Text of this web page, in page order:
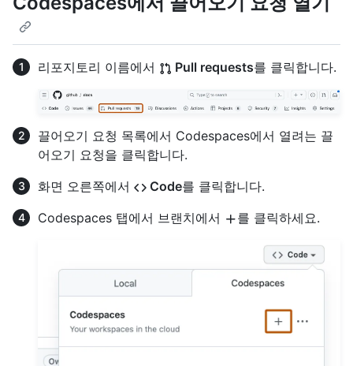
리포지토리 이름에서 Pull requests를 클릭합니다.
끌어오기 요청 목록에서 Codespaces에서 열려는 끌
어오기 요청을 클릭합니다.
화면 오른쪽에서
Code를 클릭합니다.
Codespaces 탭에서 브랜치에서
를 클릭하세요.